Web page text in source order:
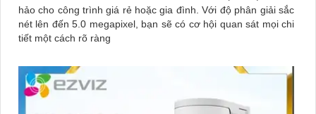
hảo cho công trình giá rẻ hoặc gia đình. Với độ phân giải sắc
nét lên đến 5.0 megapixel, bạn sẽ có cơ hội quan sát mọi chi
tiết một cách rõ ràng